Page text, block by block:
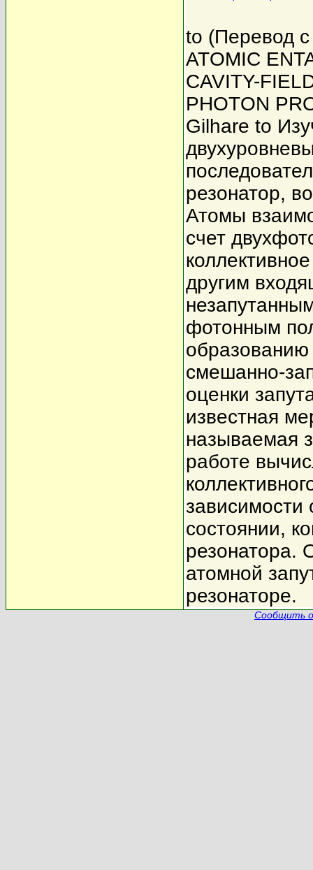
to (Перевод с
ATOMIC
CAVITY-
PHOTON
Gilhare to
резонатор,
Атомы
счет
другим
фотонным
образованию
смешанно-
оценки
известная
называемая
работе
зависимости
состоянии,
резонатора.
атомной
резонаторе.
Сообщить о